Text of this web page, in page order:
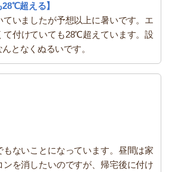
28℃超える】
いましたが予想以上に暑いです。エ
て付けていても28℃超えています。設
となくぬるいです。
もないことになっています。昼間は家
ンを消したいのですが、帰宅後に付け